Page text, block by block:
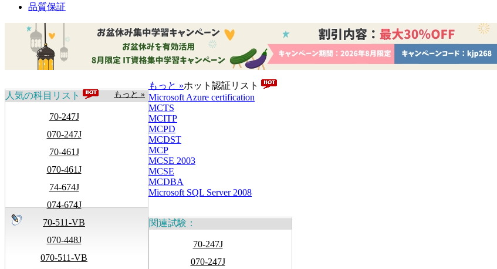
品質保証
もっと »
人気の科目リスト
70-247J
070-247J
70-461J
070-461J
74-674J
074-674J
70-511-VB
070-448J
070-511-VB
もっと »ホット認証リスト
Microsoft Azure certification
MCTS
MCITP
MCPD
MCDST
MCP
MCSE 2003
MCSE
MCDBA
Microsoft SQL Server 2008
関連試験：
70-247J
070-247J